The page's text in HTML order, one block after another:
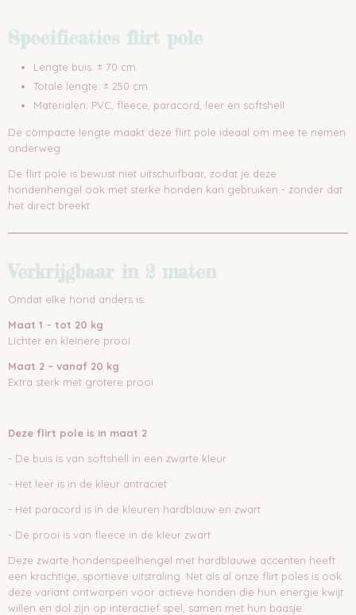
Specificaties flirt pole
Lengte buis: ± 70 cm
Totale lengte: ± 250 cm
Materialen: PVC, fleece, paracord, leer en softshell
De compacte lengte maakt deze flirt pole ideaal om mee te nemen
onderweg.
De flirt pole is bewust niet uitschuifbaar, zodat je deze
hondenhengel ook met sterke honden kan gebruiken - zonder dat
het direct breekt
Verkrijgbaar in 2 maten
Omdat elke hond anders is:
Maat 1 – tot 20 kg
Lichter en kleinere prooi
Maat 2 – vanaf 20 kg
Extra sterk met grotere prooi
Deze flirt pole is in maat 2
- De buis is van softshell in een zwarte kleur
- Het leer is in de kleur antraciet
- Het paracord is in de kleuren hardblauw en zwart
- De prooi is van fleece in de kleur zwart
Deze zwarte hondenspeelhengel met hardblauwe accenten heeft
een krachtige, sportieve uitstraling. Net als al onze flirt poles is ook
deze variant ontworpen voor actieve honden die hun energie kwijt
willen en dol zijn op interactief spel, samen met hun baasje.